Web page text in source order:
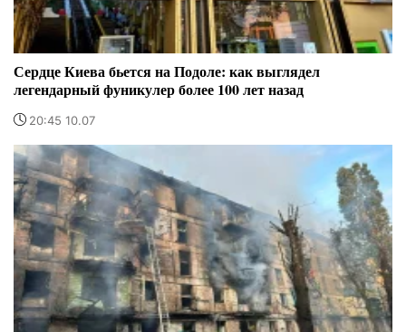
Сердце Киева бьется на Подоле: как выглядел
легендарный фуникулер более 100 лет назад
20:45 10.07